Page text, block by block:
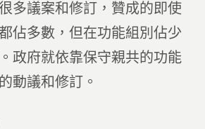
多議案和修訂，贊成的即使
佔多數，但在功能組別佔少
政府就依靠保守親共的功能
動議和修訂。